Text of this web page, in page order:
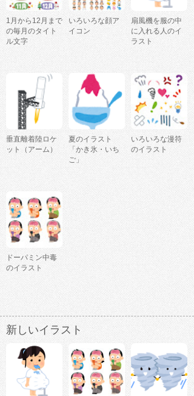
1月から12月まで
の毎月のタイト
ル文字
いろいろな顔ア
イコン
扇風機を服の中
に入れる人のイ
ラスト
垂直離着陸ロケ
ット（アーム）
夏のイラスト
「かき氷・いち
ご」
いろいろな漫符
のイラスト
ドーパミン中毒
のイラスト
新しいイラスト